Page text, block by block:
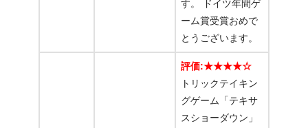
す。 ドイツ年間ゲ
ーム賞受賞おめで
とうございます。
評価:★★★★☆
トリックテイキン
グゲーム「テキサ
スショーダウン」